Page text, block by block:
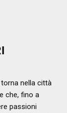
torna nella città
che, fino a
passioni